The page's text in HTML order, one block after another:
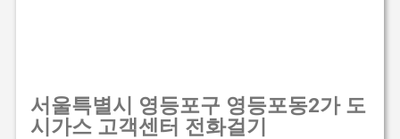
서울특별시 영등포구 영등포동2가 도
시가스 고객센터 전화걸기